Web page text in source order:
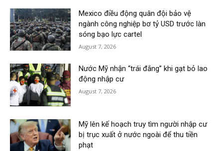
Mexico điều động quân đội bảo vệ
ngành công nghiệp bơ tỷ USD trước làn
sóng bạo lực cartel
August 7, 2026
Nước Mỹ nhận “trái đắng” khi gạt bỏ lao
động nhập cư
August 7, 2026
Mỹ lên kế hoạch truy tìm người nhập cư
bị trục xuất ở nước ngoài để thu tiền
phạt